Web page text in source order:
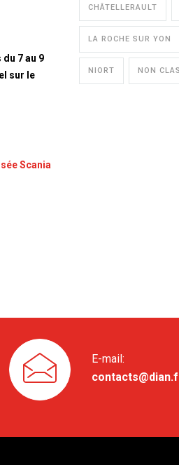
7 au 9
sur le
Scania
CHÂTELLERAULT
LA ROCHE SUR YON
NIORT NON
E-mail: